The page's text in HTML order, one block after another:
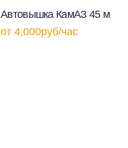
Автовышка КамАЗ 45 м
от 4,000руб/час